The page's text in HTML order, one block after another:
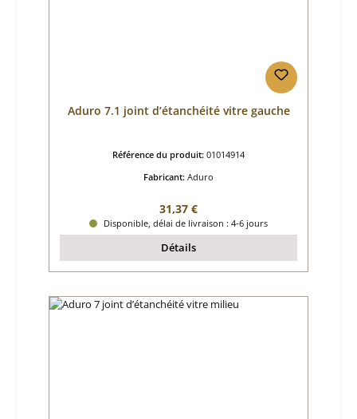
Aduro 7.1 joint d’étanchéité vitre gauche
Référence du produit: 01014914
Fabricant: Aduro
Prix régulier :
31,37 €
Disponible, délai de livraison : 4-6 jours
Détails